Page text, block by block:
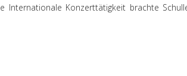
Internationale Konzerttätigkeit brachte